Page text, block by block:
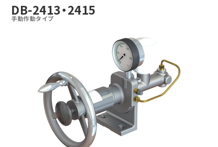
エアーブースタ
マニュアルブースタ
DB-2413・2415
油圧ユニット
フートペダル ユニット
DB-2413・2415
手動作動タイプ